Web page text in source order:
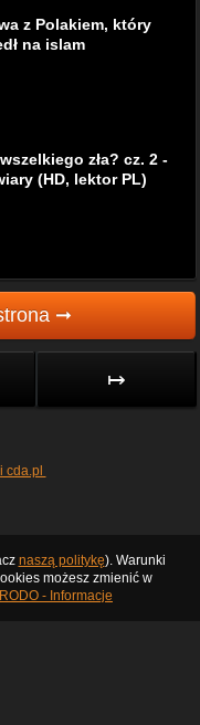
z Polakiem, który
na islam
zła? cz. 2 -
(HD, lektor PL)
➞
↦
cda.pl
naszą politykę). Warunki
możesz zmienić w
RODO - Informacje